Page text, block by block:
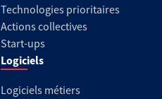
Technologies prioritaires
Actions collectives
Start-ups
Logiciels
Logiciels métiers